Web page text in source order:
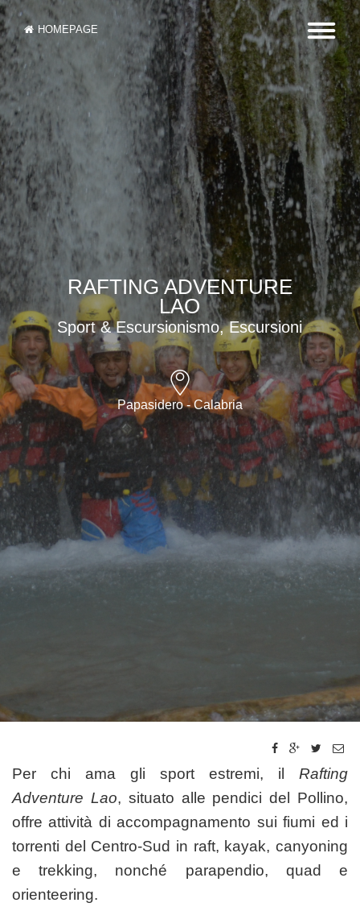
HOMEPAGE
RAFTING ADVENTURE
LAO
Sport & Escursionismo, Escursioni
Papasidero - Calabria
Per chi ama gli sport estremi, il Rafting
Adventure Lao, situato alle pendici del Pollino,
offre attività di accompagnamento sui fiumi ed i
torrenti del Centro-Sud in raft, kayak, canyoning
e trekking, nonché parapendio, quad e
orienteering.